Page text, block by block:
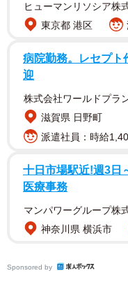
らし始めた。当時、長
長坂さんの帰宅を待っ
ヒューマンリソシア株
東京都 港区
病院勤務。レセプト
迎
株式会社ワールドプラ
滋賀県 日野町
派遣社員：時給
十日市場駅近!週3日
医療事務
マンパワーグループ株
神奈川県 横浜市
Sponsored by